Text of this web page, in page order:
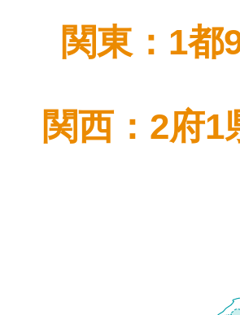
関東：1都
関西：2府